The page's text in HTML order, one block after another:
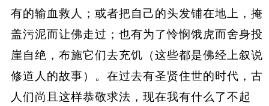
有的输血救人；或者把自己的头发铺在地上，掩
盖污泥而让佛走过；也有为了怜悯饿虎而舍身投
崖自绝，布施它们去充饥（这些都是佛经上叙说
修道人的故事）。在过去有圣贤住世的时代，古
人们尚且这样恭敬求法，现在我有什么了不起